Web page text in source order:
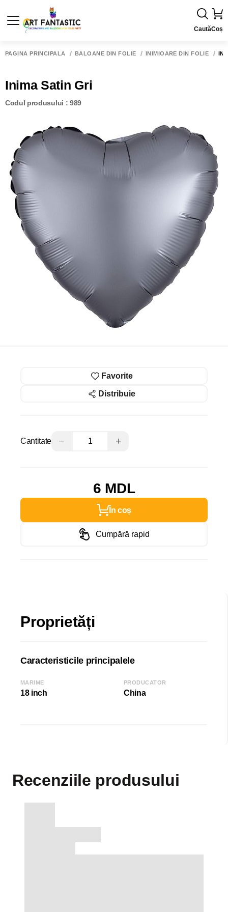
CautăCoș
PAGINA PRINCIPALĂ BALOANE DIN FOLIE INIMIOARE DIN FOLIE
Inima Satin Gri
Codul produsului : 989
Favorite
Distribuie
Cantitate − +
6 MDL
În coș
Cumpără rapid
Proprietăți
Caracteristicile principalele
MARIME
18 inch
PRODUCATOR
China
Recenziile produsului